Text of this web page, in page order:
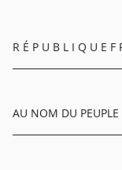
R É P U B L I Q U E F
AU NOM DU PEUPLE